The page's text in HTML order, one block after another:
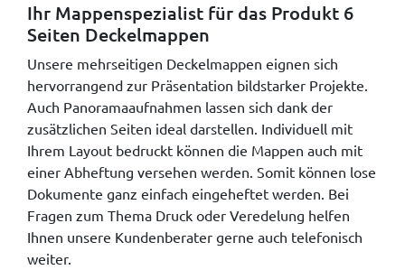
Ihr Mappenspezialist für das Produkt 6
Seiten Deckelmappen
Unsere mehrseitigen Deckelmappen eignen sich
hervorrangend zur Präsentation bildstarker Projekte.
Auch Panoramaaufnahmen lassen sich dank der
zusätzlichen Seiten ideal darstellen. Individuell mit
Ihrem Layout bedruckt können die Mappen auch mit
einer Abheftung versehen werden. Somit können lose
Dokumente ganz einfach eingeheftet werden. Bei
Fragen zum Thema Druck oder Veredelung helfen
Ihnen unsere Kundenberater gerne auch telefonisch
weiter.